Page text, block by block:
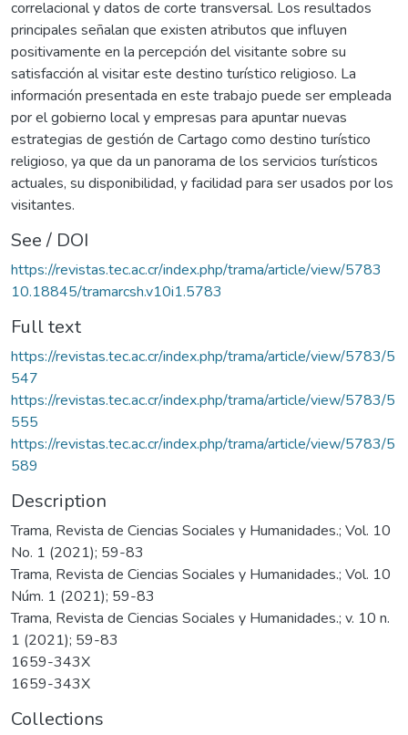
correlacional y datos de corte transversal. Los resultados
principales señalan que existen atributos que influyen
positivamente en la percepción del visitante sobre su
satisfacción al visitar este destino turístico religioso. La
información presentada en este trabajo puede ser empleada
por el gobierno local y empresas para apuntar nuevas
estrategias de gestión de Cartago como destino turístico
religioso, ya que da un panorama de los servicios turísticos
actuales, su disponibilidad, y facilidad para ser usados por los
visitantes.
See / DOI
https://revistas.tec.ac.cr/index.php/trama/article/view/5783
10.18845/tramarcsh.v10i1.5783
Full text
https://revistas.tec.ac.cr/index.php/trama/article/view/5783/5
547
https://revistas.tec.ac.cr/index.php/trama/article/view/5783/5
555
https://revistas.tec.ac.cr/index.php/trama/article/view/5783/5
589
Description
Trama, Revista de Ciencias Sociales y Humanidades.; Vol. 10
No. 1 (2021); 59-83
Trama, Revista de Ciencias Sociales y Humanidades.; Vol. 10
Núm. 1 (2021); 59-83
Trama, Revista de Ciencias Sociales y Humanidades.; v. 10 n.
1 (2021); 59-83
1659-343X
1659-343X
Collections